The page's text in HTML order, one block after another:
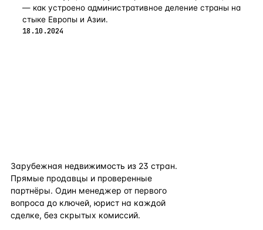
— как устроено административное деление страны на
стыке Европы и Азии.
18.10.2024
Зарубежная недвижимость из 23 стран.
Прямые продавцы и проверенные
партнёры. Один менеджер от первого
вопроса до ключей, юрист на каждой
сделке, без скрытых комиссий.